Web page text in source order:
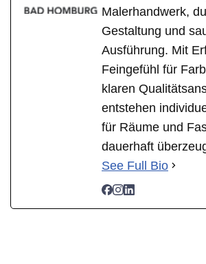
Malerhandwerk,
Gestaltung und
Ausführung. Mit
Feingefühl für
klaren
entstehen
für Räume und
dauerhaft
See Full Bio